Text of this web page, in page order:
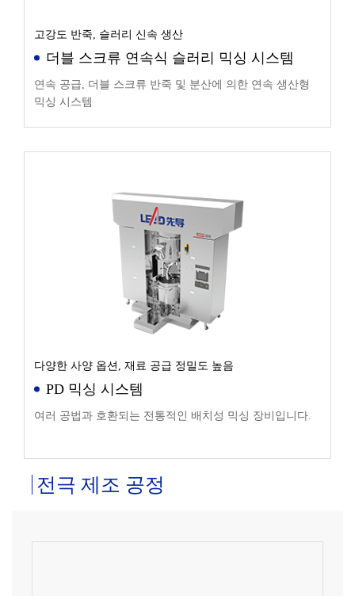
고강도 반죽, 슬러리 신속 생산
더블 스크류 연속식 슬러리 믹싱 시스템
연속 공급, 더블 스크류 반죽 및 분산에 의한 연속 생산형
믹싱 시스템
다양한 사양 옵션, 재료 공급 정밀도 높음
PD 믹싱 시스템
여러 공법과 호환되는 전통적인 배치성 믹싱 장비입니다.
전극 제조 공정